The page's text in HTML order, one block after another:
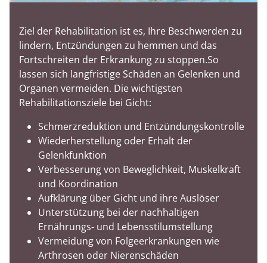
Ziel der Rehabilitation ist es, Ihre Beschwerden zu
lindern, Entzündungen zu hemmen und das
Fortschreiten der Erkrankung zu stoppen.So
lassen sich langfristige Schäden an Gelenken und
Organen vermeiden. Die wichtigsten
Rehabilitationsziele bei Gicht:
Schmerzreduktion und Entzündungskontrolle
Wiederherstellung oder Erhalt der
Gelenkfunktion
Verbesserung von Beweglichkeit, Muskelkraft
und Koordination
Aufklärung über Gicht und ihre Auslöser
Unterstützung bei der nachhaltigen
Ernährungs- und Lebensstilumstellung
Vermeidung von Folgeerkrankungen wie
Arthrosen oder Nierenschäden